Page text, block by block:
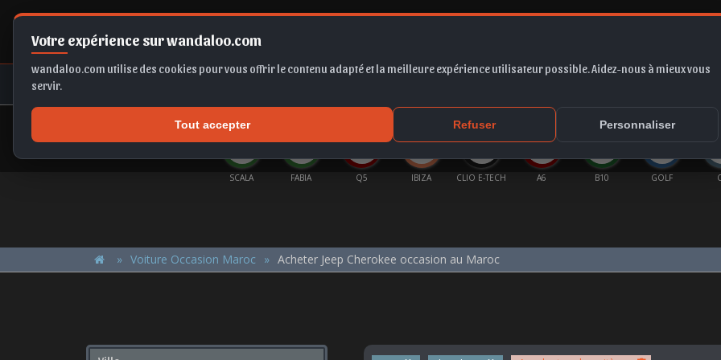
Votre expérience sur wandaloo.com
wandaloo.com utilise des cookies pour vous offrir le contenu adapté et la meilleure expérience utilisateur possible. Aidez-nous à mieux vous
servir.
Tout accepter Refuser Personnaliser
SCALA FABIA Q5 IBIZA CLIO E-TECH A6 B10 GOLF
Voiture Occasion Maroc Acheter Jeep Cherokee occasion au Maroc